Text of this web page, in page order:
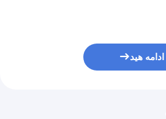
ادامه هید